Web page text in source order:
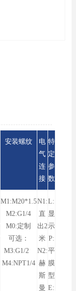
安装螺纹
电
气
连
接
特
定
参
数
M1:M20*1.5
M2:G1/4
M0:定制
可选：
M3:G1/2
M4:NPT1/4
N1:
直
出2
米
N2:
赫
斯
曼
L:
显
示
P:
平
膜
型
E: